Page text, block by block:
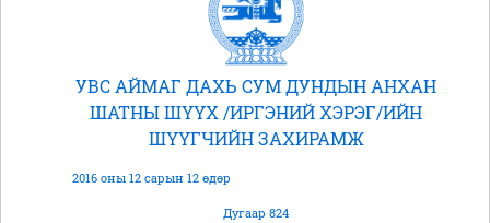
УВС АЙМАГ ДАХЬ СУМ ДУНДЫН АНХАН
ШАТНЫ ШҮҮХ /ИРГЭНИЙ ХЭРЭГ/ИЙН
ШҮҮГЧИЙН ЗАХИРАМЖ
2016 оны 12 сарын 12 өдөр
Дугаар 824